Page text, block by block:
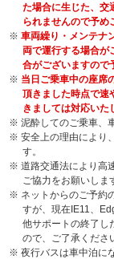
た場合に生じた、交
られませんので予め
※ 車両繰り・メンテナ
両で運行する場合が
合がございますので
※ 当日ご乗車中の座席
頂きました時点で速
きましては対応いた
※ 泥酔してのご乗車、
※ 安全上の理由により
す。
※ 道路交通法により高
ご協力をお願いしま
※ ネットからのご予約
すが、現在IE11、
他サポートの終了し
ので、ご了承くださ
※ 夜行バスは車中泊に